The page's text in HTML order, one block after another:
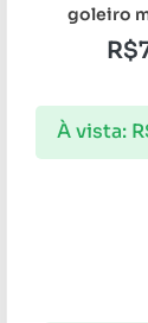
goleiro
R$
À vista: